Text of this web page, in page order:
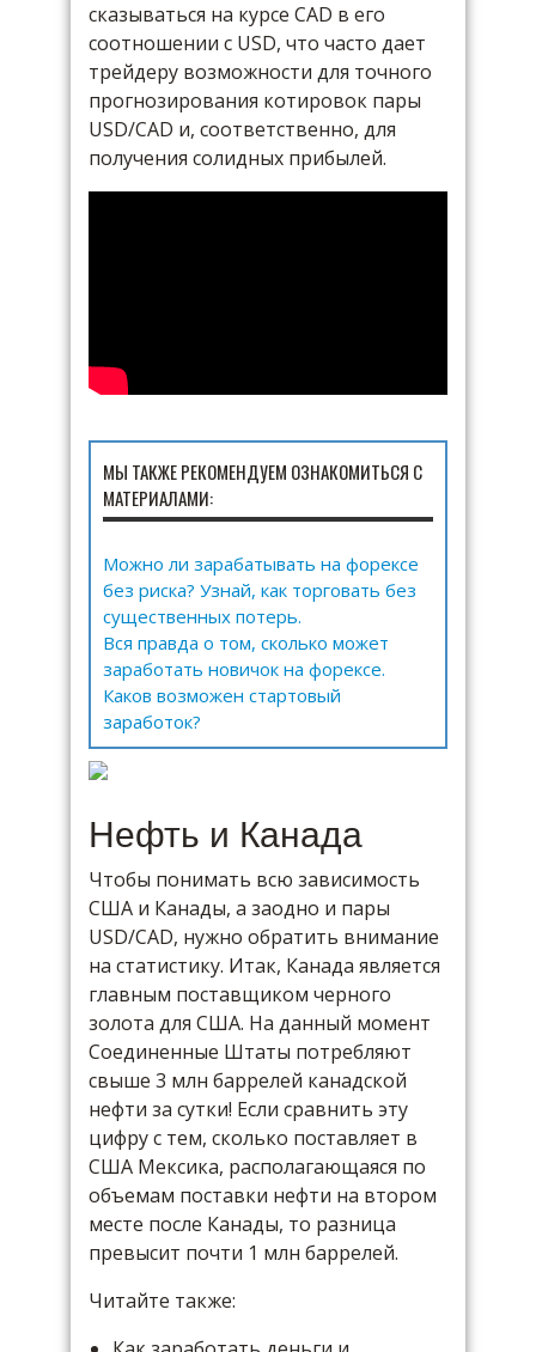
сказываться на курсе CAD в его
соотношении с USD, что часто дает
трейдеру возможности для точного
прогнозирования котировок пары
USD/CAD и, соответственно, для
получения солидных прибылей.
МЫ ТАКЖЕ РЕКОМЕНДУЕМ ОЗНАКОМИТЬСЯ С
МАТЕРИАЛАМИ:
Можно ли зарабатывать на форексе
без риска? Узнай, как торговать без
существенных потерь.
Вся правда о том, сколько может
заработать новичок на форексе.
Каков возможен стартовый
заработок?
Нефть и Канада
Чтобы понимать всю зависимость
США и Канады, а заодно и пары
USD/CAD, нужно обратить внимание
на статистику. Итак, Канада является
главным поставщиком черного
золота для США. На данный момент
Соединенные Штаты потребляют
свыше 3 млн баррелей канадской
нефти за сутки! Если сравнить эту
цифру с тем, сколько поставляет в
США Мексика, располагающаяся по
объемам поставки нефти на втором
месте после Канады, то разница
превысит почти 1 млн баррелей.
Читайте также: